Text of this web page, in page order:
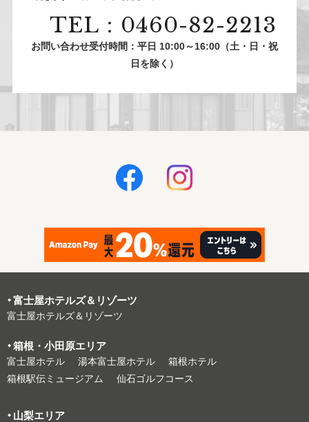
TEL：0460-82-2213
お問い合わせ受付時間：平日 10:00～16:00（土・日・祝
日を除く）
富⼠屋ホテルズ＆リゾーツ
富⼠屋ホテルズ＆リゾーツ
箱根・⼩⽥原エリア
富⼠屋ホテル 湯本富⼠屋ホテル
箱根ホテル
箱根駅伝ミュージアム
仙石ゴルフコース
⼭梨エリア